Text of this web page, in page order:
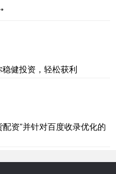
健投资，轻松获利
资”并针对百度收录优化的